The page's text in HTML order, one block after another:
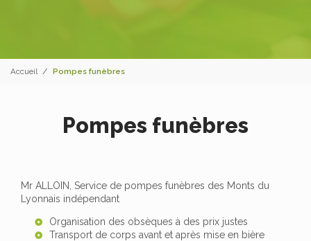
Accueil Pompes funèbres
Pompes funèbres
Mr ALLOIN, Service de pompes funèbres des Monts du
Lyonnais indépendant
Organisation des obsèques à des prix justes
Transport de corps avant et après mise en bière